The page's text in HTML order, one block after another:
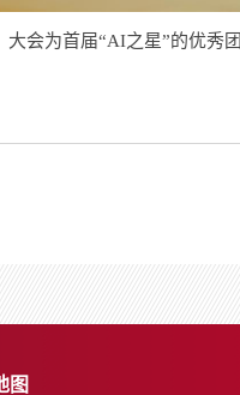
大会为首届“AI之星”的优秀
图